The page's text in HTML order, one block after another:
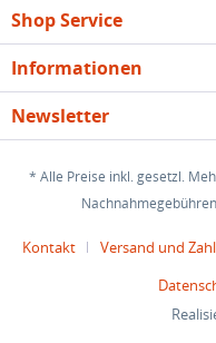
Shop Service
Informationen
Newsletter
* Alle Preise inkl. gesetzl.
Kontakt Versand und